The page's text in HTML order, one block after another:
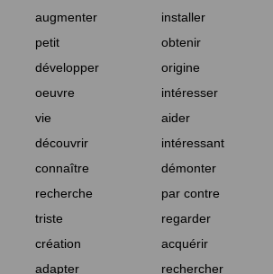
augmenter installer
petit obtenir
développer origine
oeuvre intéresser
vie aider
découvrir intéressant
connaître démonter
recherche par contre
triste regarder
création acquérir
adapter rechercher